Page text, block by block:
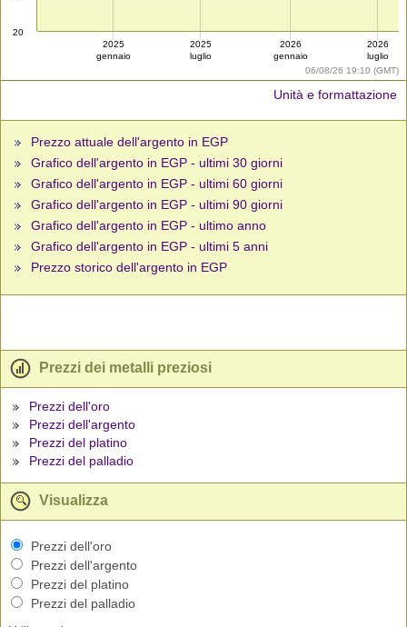
06/08/26 19:10 (GMT)
20
2025
gennaio
2025
luglio
2026
gennaio
2026
luglio
Unità e formattazione
Prezzo attuale dell'argento in EGP
Grafico dell'argento in EGP - ultimi 30 giorni
Grafico dell'argento in EGP - ultimi 60 giorni
Grafico dell'argento in EGP - ultimi 90 giorni
Grafico dell'argento in EGP - ultimo anno
Grafico dell'argento in EGP - ultimi 5 anni
Prezzo storico dell'argento in EGP
Prezzi dei metalli preziosi
Prezzi dell'oro
Prezzi dell'argento
Prezzi del platino
Prezzi del palladio
Visualizza
Prezzi dell'oro
Prezzi dell'argento
Prezzi del platino
Prezzi del palladio